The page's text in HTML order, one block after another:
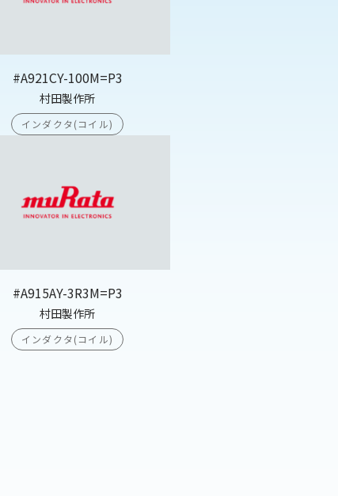
#A921CY-100M=P3
村田製作所
インダクタ(コイル)
#A915AY-3R3M=P3
村田製作所
インダクタ(コイル)